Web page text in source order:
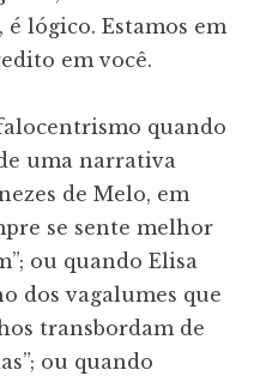
lógico. Estamos em
em você.
quando
uma narrativa
de Melo, em
se sente melhor
ou quando Elisa
dos vagalumes que
transbordam de
ou quando